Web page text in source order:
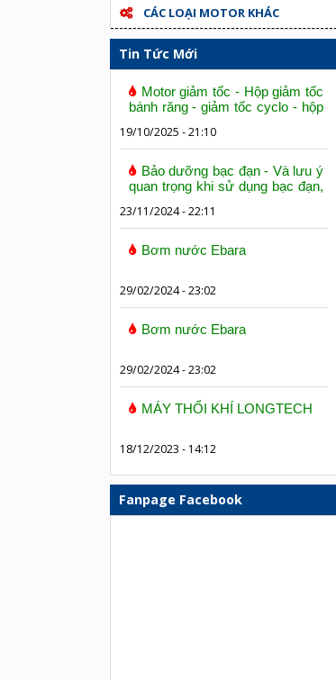
CÁC LOẠI MOTOR KHÁC
Tin Tức Mới
Motor giảm tốc - Hộp giảm tốc
bánh răng - giảm tốc cyclo - hộp
19/10/2025 - 21:10
Bảo dưỡng bạc đạn - Và lưu ý
quan trọng khi sử dụng bạc đạn,
23/11/2024 - 22:11
Bơm nước Ebara
29/02/2024 - 23:02
Bơm nước Ebara
29/02/2024 - 23:02
MÁY THỔI KHÍ LONGTECH
18/12/2023 - 14:12
Fanpage Facebook